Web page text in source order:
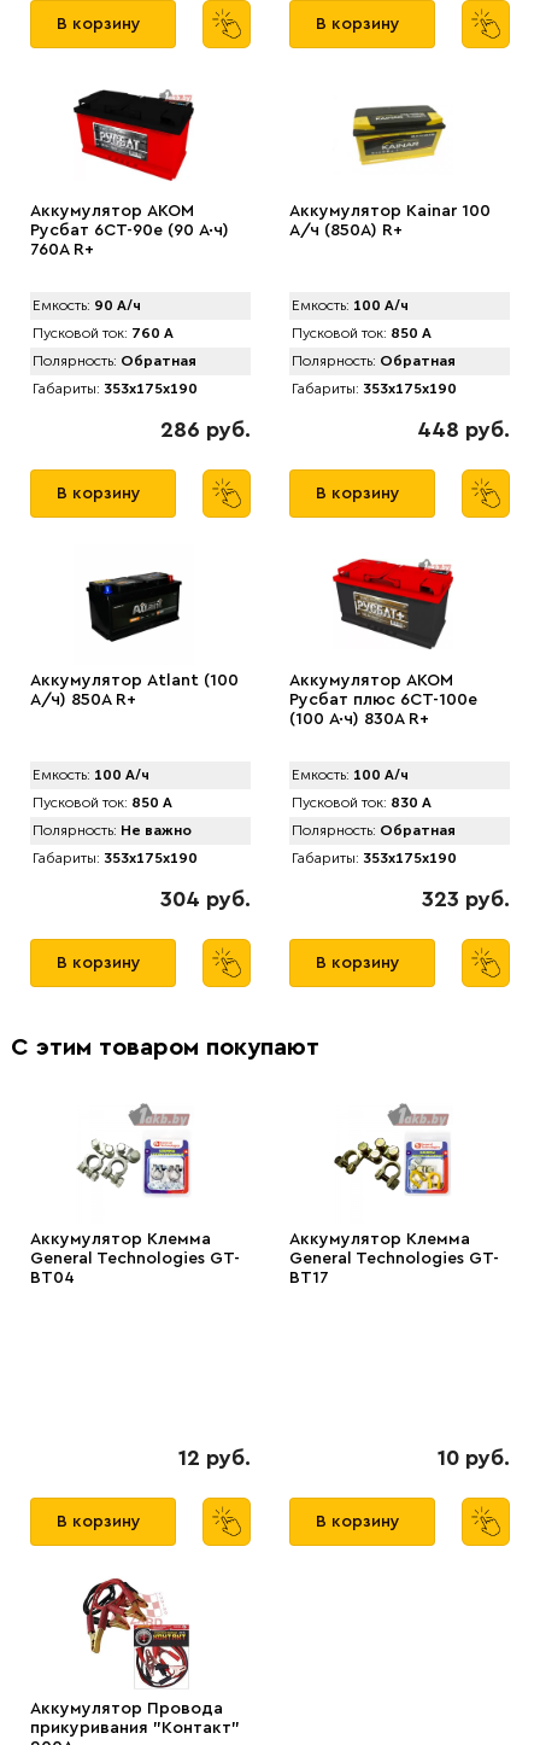
В корзину В корзину
Аккумулятор AKOM
Русбат 6СТ-90е (90 А·ч)
760A R+
Емкость: 90 А/ч
Пусковой ток: 760 А
Полярность: Обратная
Габариты: 353x175x190
286 руб.
В корзину
Аккумулятор Kainar 100
А/ч (850A) R+
Емкость: 100 А/ч
Пусковой ток: 850 А
Полярность: Обратная
Габариты: 353x175x190
448 руб.
В корзину
Аккумулятор Atlant (100
А/ч) 850A R+
Емкость: 100 А/ч
Пусковой ток: 850 А
Полярность: Не важно
Габариты: 353x175x190
304 руб.
В корзину
Аккумулятор AKOM
Русбат плюс 6СТ-100е
(100 А·ч) 830A R+
Емкость: 100 А/ч
Пусковой ток: 830 А
Полярность: Обратная
Габариты: 353x175x190
323 руб.
В корзину
С этим товаром покупают
Аккумулятор Клемма
General Technologies GT-
BT04
12 руб.
В корзину
Аккумулятор Клемма
General Technologies GT-
BT17
10 руб.
В корзину
Аккумулятор Провода
прикуривания "Контакт"